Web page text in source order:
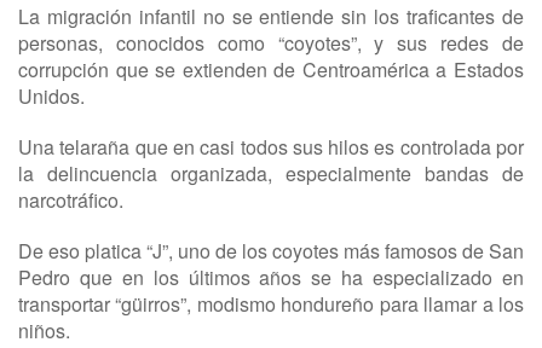
La migración infantil no se entiende sin los traficantes de
personas, conocidos como “coyotes”, y sus redes de
corrupción que se extienden de Centroamérica a Estados
Unidos.
Una telaraña que en casi todos sus hilos es controlada por
la delincuencia organizada, especialmente bandas de
narcotráfico.
De eso platica “J”, uno de los coyotes más famosos de San
Pedro que en los últimos años se ha especializado en
transportar “güirros”, modismo hondureño para llamar a los
niños.